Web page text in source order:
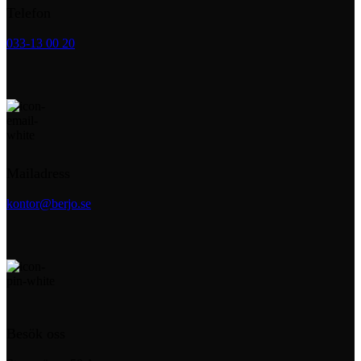
033-13 00 20
kontor@berjo.se